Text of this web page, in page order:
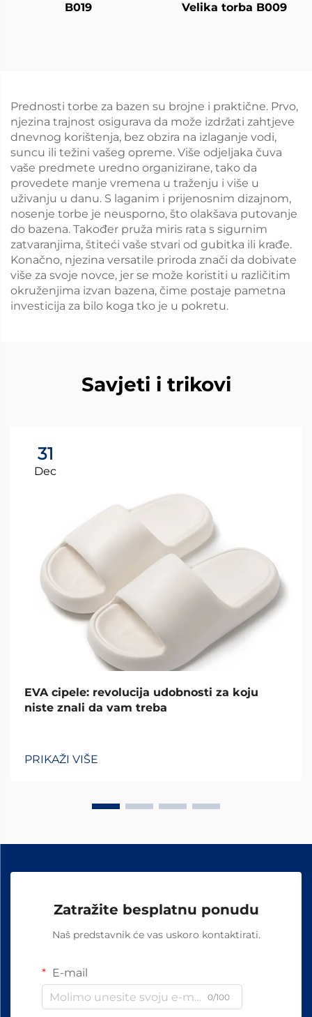
B019 Velika torba B009
Prednosti torbe za bazen su brojne i praktične. Prvo,
njezina trajnost osigurava da može izdržati zahtjeve
dnevnog korištenja, bez obzira na izlaganje vodi,
suncu ili težini vašeg opreme. Više odjeljaka čuva
vaše predmete uredno organizirane, tako da
provedete manje vremena u traženju i više u
uživanju u danu. S laganim i prijenosnim dizajnom,
nosenje torbe je neusporno, što olakšava putovanje
do bazena. Također pruža miris rata s sigurnim
zatvaranjima, štiteći vaše stvari od gubitka ili krađe.
Konačno, njezina versatile priroda znači da dobivate
više za svoje novce, jer se može koristiti u različitim
okruženjima izvan bazena, čime postaje pametna
investicija za bilo koga tko je u pokretu.
Savjeti i trikovi
31
Dec
EVA cipele: revolucija udobnosti za koju
niste znali da vam treba
PRIKAŽI VIŠE
Zatražite besplatnu ponudu
Naš predstavnik će vas uskoro kontaktirati.
E-mail
0/100